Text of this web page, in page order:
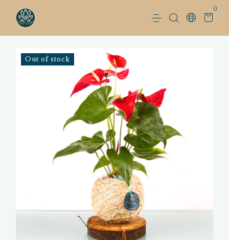
0
Out of stock